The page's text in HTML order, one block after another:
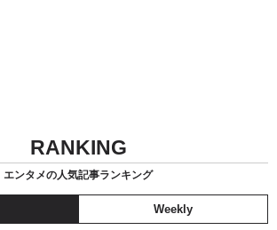
RANKING
エンタメの人気記事ランキング
Weekly